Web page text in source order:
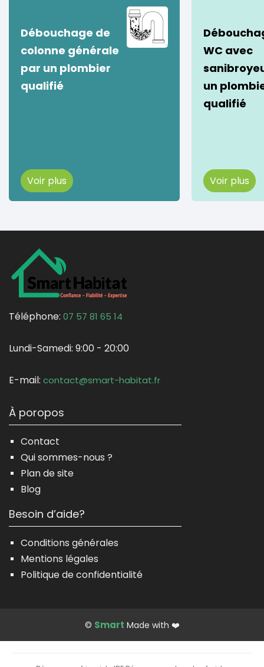
Débouchage de
colonne générale
par un plombier
qualifié
Voir plus
WC avec
un
qualifié
Voir plus
Téléphone: 07 57 81 65 14
Lundi-Samedi: 9:00 - 20:00
E-mail: contact@smart-habitat.fr
À poropos
Contact
Qui sommes-nous ?
Plan de site
Blog
Besoin d’aide?
Conditions générales
Mentions légales
Politique de confidentialité
© Smart Made with ❤️